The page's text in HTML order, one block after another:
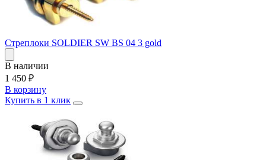
Стреплоки SOLDIER SW BS 04 3 gold
В наличии
1 450 ₽
В корзину
Купить в 1 клик